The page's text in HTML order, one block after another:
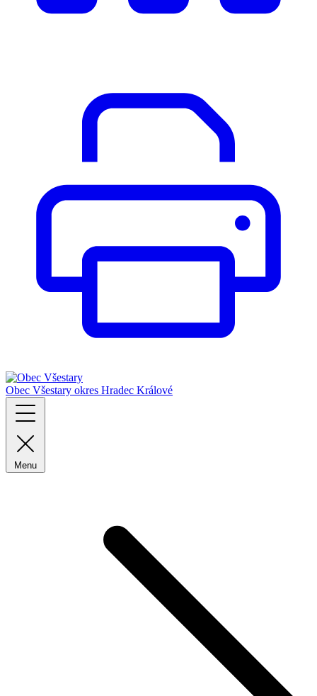
Obec Všestary okres Hradec Králové
Menu